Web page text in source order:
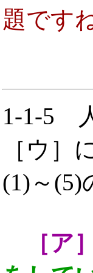
題です
1-1-5
［ウ］
(1)～(5)
［ア］